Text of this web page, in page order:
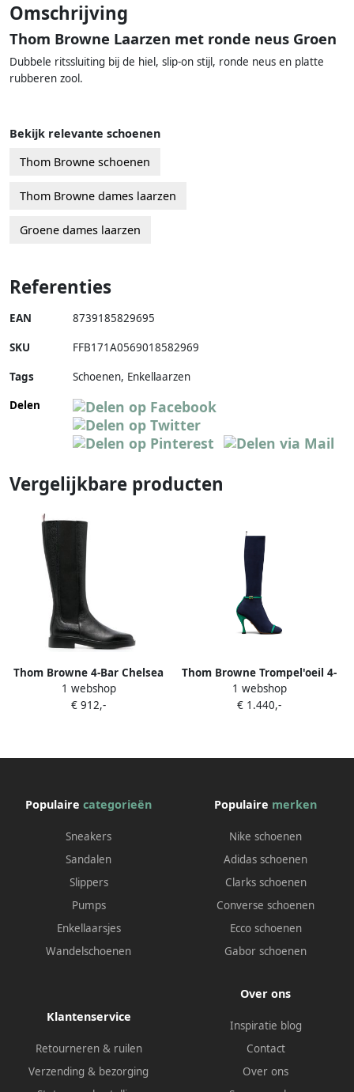
Omschrijving
Thom Browne Laarzen met ronde neus Groen
Dubbele ritssluiting bij de hiel, slip-on stijl, ronde neus en platte
rubberen zool.
Bekijk relevante schoenen
Thom Browne schoenen
Thom Browne dames laarzen
Groene dames laarzen
Referenties
EAN 8739185829695
SKU FFB171A0569018582969
Tags
Schoenen, Enkellaarzen
Delen
Vergelijkbare producten
Thom Browne 4-Bar Chelsea
knielaarzen Zwart
1 webshop
€ 912,-
Thom Browne Trompel'oeil 4-
Bar laarzen Blauw
1 webshop
€ 1.440,-
Populaire categorieën
Sneakers
Sandalen
Slippers
Pumps
Enkellaarsjes
Wandelschoenen
Populaire merken
Nike schoenen
Adidas schoenen
Clarks schoenen
Converse schoenen
Ecco schoenen
Gabor schoenen
Klantenservice
Retourneren & ruilen
Verzending & bezorging
Over ons
Inspiratie blog
Contact
Over ons